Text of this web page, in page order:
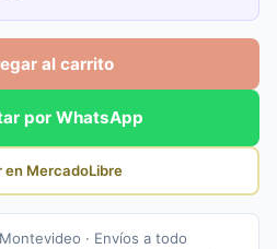
al carrito
por WhatsApp
en MercadoLibre
· Envíos a todo